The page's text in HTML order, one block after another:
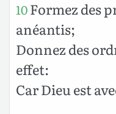
10Formez des
anéantis;
Donnez des
effet:
Car Dieu est